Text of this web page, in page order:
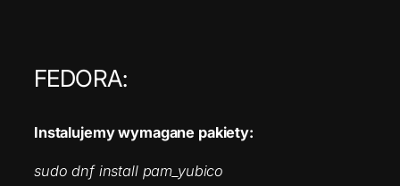
FEDORA:
Instalujemy wymagane pakiety:
sudo dnf install pam_yubico